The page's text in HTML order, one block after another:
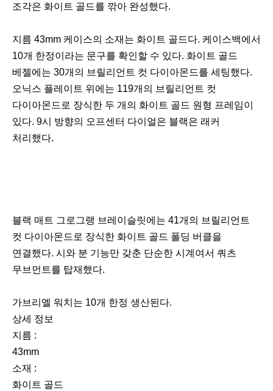
조각은 화이트 골드를 깎아 완성했다.
지름 43mm 케이스의 소재는 화이트 골드다. 케이스백에서
10개 한정이라는 문구를 확인할 수 있다. 화이트 골드
베젤에는 30개의 브릴리언트 컷 다이아몬드를 세팅했다.
오닉스 플레이트 위에는 119개의 브릴리언트 컷
다이아몬드로 장식한 두 개의 화이트 골드 원형 프레임이
있다. 9시 방향의 오프센터 다이얼은 블랙은 래커
처리했다.
블랙 매트 그로그랭 브레이슬릿에는 41개의 브릴리언트
컷 다이아몬드로 장식한 화이트 골드 폴딩 버클을
연결했다. 시와 분 기능만 갖춘 단순한 시계여서 쿼츠
무브먼트를 탑재했다.
가브리엘 워치는 10개 한정 생산된다.
상세 정보
지름 :
43mm
소재 :
화이트 골드